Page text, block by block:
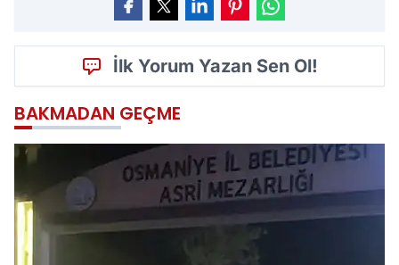
İlk Yorum Yazan Sen Ol!
BAKMADAN GEÇME